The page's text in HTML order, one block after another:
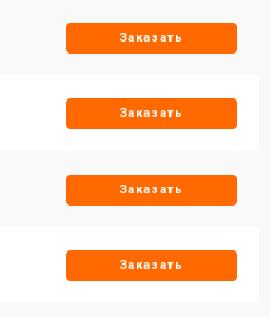
Заказать
Заказать
Заказать
Заказать